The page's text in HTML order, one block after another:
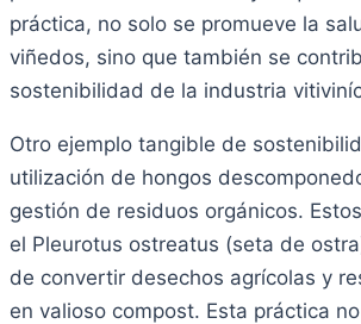
práctica, no solo se promueve la
viñedos, sino que también se
sostenibilidad de la industria
Otro ejemplo tangible de
utilización de hongos
gestión de residuos orgánicos.
el Pleurotus ostreatus (seta de
de convertir desechos agrícolas y
en valioso compost. Esta práctica